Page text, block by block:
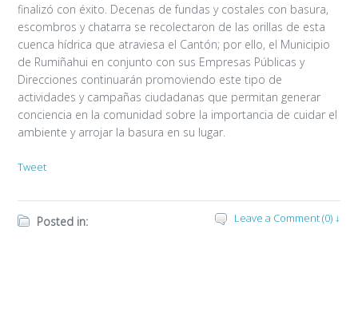
finalizó con éxito. Decenas de fundas y costales con basura,
escombros y chatarra se recolectaron de las orillas de esta
cuenca hídrica que atraviesa el Cantón; por ello, el Municipio
de Rumiñahui en conjunto con sus Empresas Públicas y
Direcciones continuarán promoviendo este tipo de
actividades y campañas ciudadanas que permitan generar
conciencia en la comunidad sobre la importancia de cuidar el
ambiente y arrojar la basura en su lugar.
Tweet
Posted in: Leave a Comment (0) ↓